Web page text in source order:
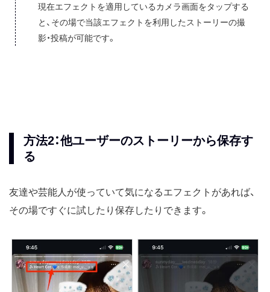
現在エフェクトを適用しているカメラ画面をタップする
と、その場で当該エフェクトを利用したストーリーの撮
影・投稿が可能です。
方法2：他ユーザーのストーリーから保存す
る
友達や芸能人が使っていて気になるエフェクトがあれば、
その場ですぐに試したり保存したりできます。